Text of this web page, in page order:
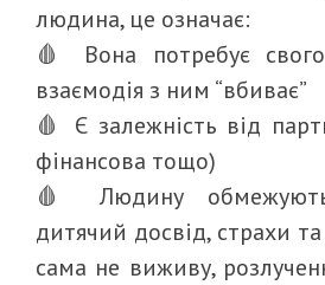
людина, це означає:
🩸 Вона потребує
взаємодія з ним “вбиває”
🩸 Є залежність від
фінансова тощо)
🩸 Людину
дитячий досвід, страхи
сама не виживу,